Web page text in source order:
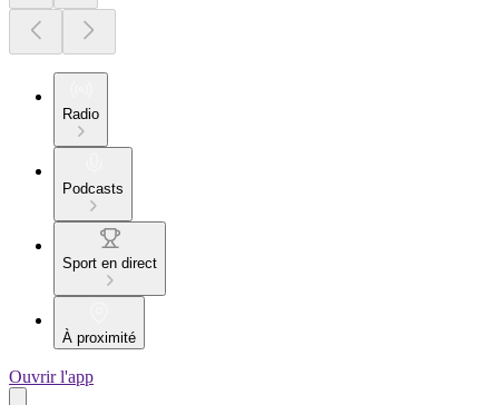
Radio
Podcasts
Sport en direct
À proximité
Ouvrir l'app